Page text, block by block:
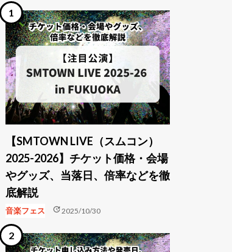
【SMTOWN LIVE（スムコン）
2025-2026】チケット価格・会場
やグッズ、当落日、倍率などを徹
底解説
音楽フェス update2025/10/30